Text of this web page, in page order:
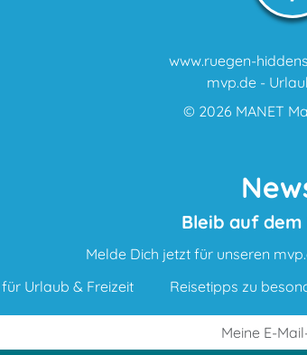
www.ruegen-
mvp.de -
© 2026 MANET
Bleib auf
Melde Dich jetzt für unseren
Urlaub & Freizeit
Reisetipps zu